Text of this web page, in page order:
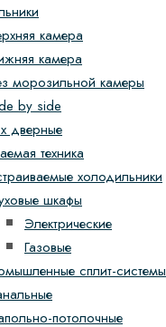
камера
камера
морозильной камеры
by side
дверные
техника
холодильники
шкафы
Электрические
Газовые
сплит-системы
потолочные